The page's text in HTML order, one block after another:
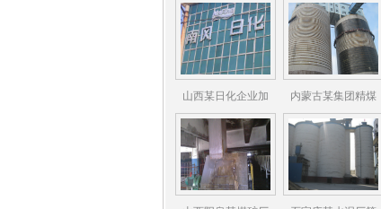
山西某日化企业加 内蒙古某集团精煤